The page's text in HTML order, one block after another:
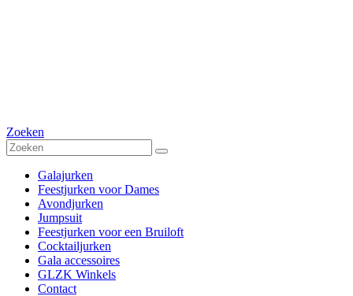
Zoeken
Galajurken
Feestjurken voor Dames
Avondjurken
Jumpsuit
Feestjurken voor een Bruiloft
Cocktailjurken
Gala accessoires
GLZK Winkels
Contact